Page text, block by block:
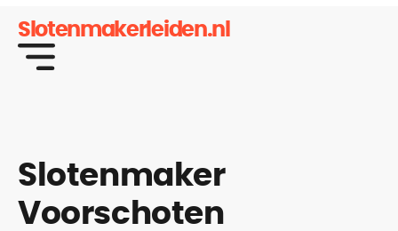
Slotenmakerleiden.nl
Slotenmaker
Voorschoten